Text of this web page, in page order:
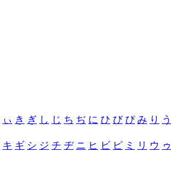
ぃ き ぎ し じ ち ぢ に ひ び ぴ み り う
キ ギ シ ジ チ ヂ ニ ヒ ビ ピ ミ リ ウ ゥ